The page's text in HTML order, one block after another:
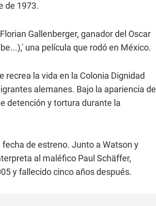
de 1973.
Gallenberger, ganador del Oscar
una película que rodó en México.
la vida en la Colonia Dignidad
alemanes. Bajo la apariencia de
detención y tortura durante la
de estreno. Junto a Watson y
al maléfico Paul Schäffer,
y fallecido cinco años después.